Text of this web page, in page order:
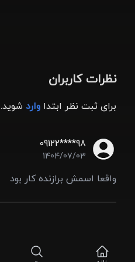
نظرات کاربران
برای ثبت نظر ابتدا وارد شوید.
09122****98
1404/07/03
واقعا اسمش برازنده کار بود